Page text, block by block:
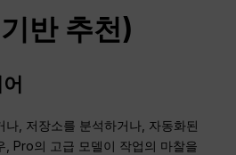
반 추천)
나, 저장소를 분석하거나, 자동화된
, Pro의 고급 모델이 작업의 마찰을